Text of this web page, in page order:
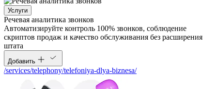
Услуги
Речевая аналитика звонков
Автоматизируйте контроль 100% звонков, соблюдение
скриптов продаж и качество обслуживания без расширения
штата
Добавить
/services/telephony/telefoniya-dlya-biznesa/